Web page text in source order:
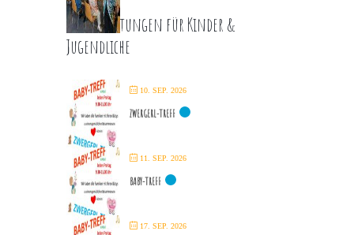
Veranstaltungen für Kinder &
Jugendliche
10. SEP. 2026
ZWERGERL-TREFF
11. SEP. 2026
BABY-TREFF
17. SEP. 2026